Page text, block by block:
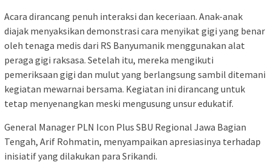
Acara dirancang penuh interaksi dan keceriaan. Anak-anak
diajak menyaksikan demonstrasi cara menyikat gigi yang benar
oleh tenaga medis dari RS Banyumanik menggunakan alat
peraga gigi raksasa. Setelah itu, mereka mengikuti
pemeriksaan gigi dan mulut yang berlangsung sambil ditemani
kegiatan mewarnai bersama. Kegiatan ini dirancang untuk
tetap menyenangkan meski mengusung unsur edukatif.
General Manager PLN Icon Plus SBU Regional Jawa Bagian
Tengah, Arif Rohmatin, menyampaikan apresiasinya terhadap
inisiatif yang dilakukan para Srikandi.